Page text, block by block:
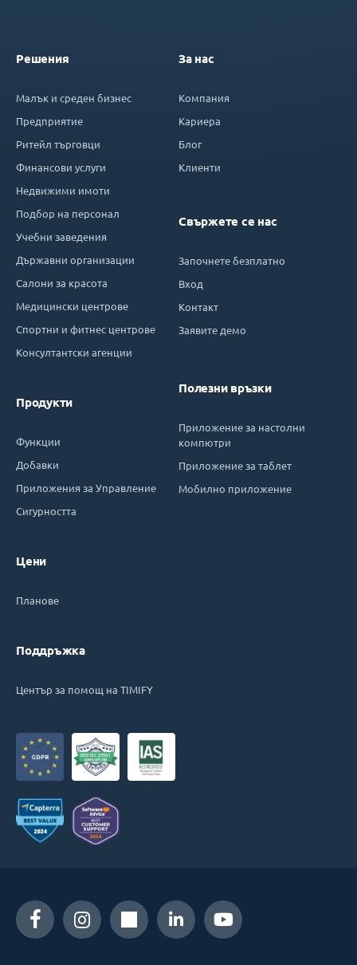
Решения
Малък и среден бизнес
Предприятие
Ритейл търговци
Финансови услуги
Недвижими имоти
Подбор на персонал
Учебни заведения
Държавни организации
Салони за красота
Медицински центрове
Спортни и фитнес центрове
Консултантски агенции
Продукти
Функции
Добавки
Приложения за Управление
Сигурността
Цени
Планове
Поддръжка
Център за помощ на TIMIFY
За нас
Компания
Кариера
Блог
Клиенти
Свържете се нас
Започнете безплатно
Вход
Контакт
Заявите демо
Полезни връзки
Приложение за настолни
компютри
Приложение за таблет
Мобилно приложение